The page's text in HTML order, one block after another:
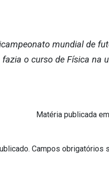
mundial de
o curso de Física
Matéria publicada
Campos obrigatórios